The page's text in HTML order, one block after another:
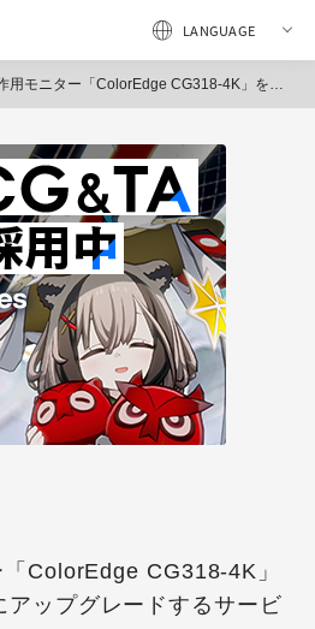
「ColorEdge CG318-4K」を、HDR表示対応にアップグレードするサービスを開始（EIZO）
ColorEdge CG318-4K」
アップグレードするサービ